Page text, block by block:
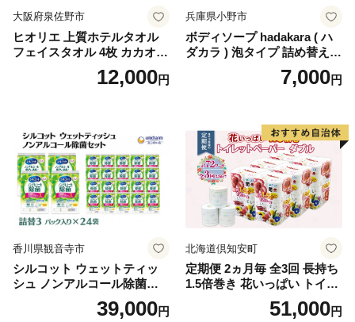
大阪府泉佐野市
ヒオリエ 上質ホテルタオル
フェイスタオル 4枚 カカオ
【タオル 泉州タオル 吸水 普
段使い 無地 シンプル 日用品
12,000円
兵庫県小野市
ボディソープ hadakara ( ハ
ダカラ ) 泡タイプ 詰め替え 4
40ml×4袋 ボディーソープ 泡
ボディソープ 泡 日用品 消耗
泡石鹸 石鹸 兵庫 兵庫県 小野
7,000円
香川県観音寺市
シルコット ウェットティッ
シュ ノンアルコール除菌詰
替（43枚×3P）×24袋 日用品
おもちゃ 拭き取り 手拭き 外
39,000円
北海道倶知安町
定期便 2ヵ月毎 全3回 長持ち
1.5倍巻き 花いっぱい トイレ
ットペーパー ダブル 45ｍ 計
72ロール 全18種 花柄 プリン
51,000円